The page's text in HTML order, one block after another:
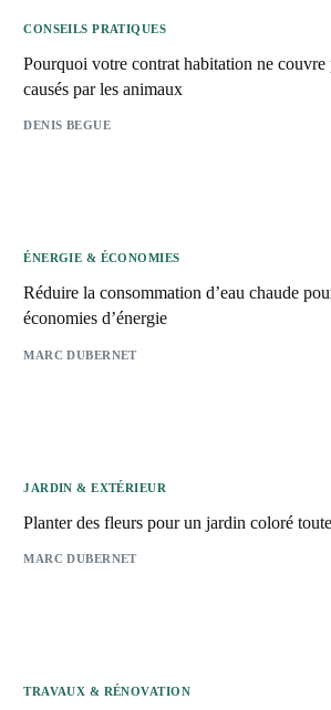
CONSEILS PRATIQUES
Pourquoi votre contrat habitation ne couvre
causés par les animaux
DENIS BEGUE
ÉNERGIE & ÉCONOMIES
Réduire la consommation d’eau chaude
économies d’énergie
MARC DUBERNET
JARDIN & EXTÉRIEUR
Planter des fleurs pour un jardin coloré
MARC DUBERNET
TRAVAUX & RÉNOVATION